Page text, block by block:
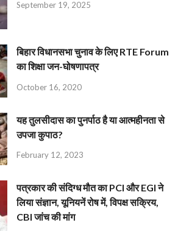
September 19, 2025
बिहार विधानसभा चुनाव के लिए RTE Forum
का शिक्षा जन-घोषणापत्र
October 16, 2020
यह तुलसीदास का पुनर्पाठ है या आत्महीनता से
उपजा कुपाठ?
February 12, 2023
पत्रकार की संदिग्ध मौत का PCI और EGI ने
लिया संज्ञान, यूनियनें रोष में, विपक्ष सक्रिय,
CBI जांच की मांग